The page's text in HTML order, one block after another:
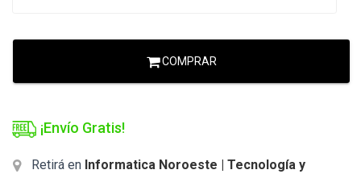
COMPRAR
¡Envío Gratis!
Retirá en Informatica Noroeste | Tecnología y